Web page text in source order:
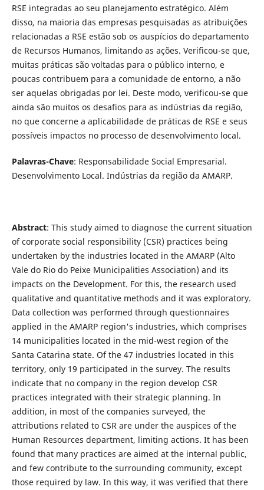
RSE integradas ao seu planejamento estratégico. Além
disso, na maioria das empresas pesquisadas as atribuições
relacionadas a RSE estão sob os auspícios do departamento
de Recursos Humanos, limitando as ações. Verificou-se que,
muitas práticas são voltadas para o público interno, e
poucas contribuem para a comunidade de entorno, a não
ser aquelas obrigadas por lei. Deste modo, verificou-se que
ainda são muitos os desafios para as indústrias da região,
no que concerne a aplicabilidade de práticas de RSE e seus
possíveis impactos no processo de desenvolvimento local.
Palavras-Chave: Responsabilidade Social Empresarial.
Desenvolvimento Local. Indústrias da região da AMARP.
Abstract: This study aimed to diagnose the current situation
of corporate social responsibility (CSR) practices being
undertaken by the industries located in the AMARP (Alto
Vale do Rio do Peixe Municipalities Association) and its
impacts on the Development. For this, the research used
qualitative and quantitative methods and it was exploratory.
Data collection was performed through questionnaires
applied in the AMARP region's industries, which comprises
14 municipalities located in the mid-west region of the
Santa Catarina state. Of the 47 industries located in this
territory, only 19 participated in the survey. The results
indicate that no company in the region develop CSR
practices integrated with their strategic planning. In
addition, in most of the companies surveyed, the
attributions related to CSR are under the auspices of the
Human Resources department, limiting actions. It has been
found that many practices are aimed at the internal public,
and few contribute to the surrounding community, except
those required by law. In this way, it was verified that there